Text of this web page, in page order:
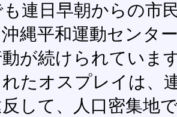
連日早朝からの市
縄平和運動センタ
が続けられていま
たオスプレイは、
して、人口密集地